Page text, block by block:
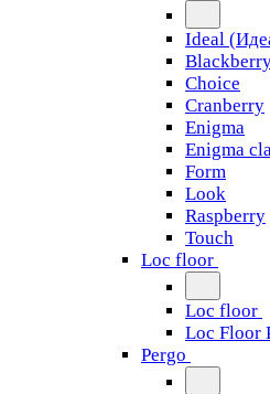
Ideal
Choice
Cranberry
Enigma
Enigma
Form
Look
Raspberry
Touch
Loc floor
Loc floor
Loc Floor
Pergo